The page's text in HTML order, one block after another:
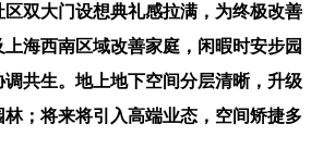
大门设想典礼感拉满，为终极改善
海西南区域改善家庭，闲暇时安步园
共生。地上地下空间分层清晰，升级
；将来将引入高端业态，空间矫捷多